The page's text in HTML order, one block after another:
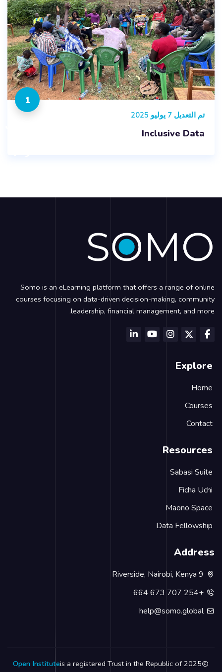
1
تم التعديل 7 يوليو 2025
Inclusive Data
Somo is an eLearning platform that offers a range of
courses focusing on data-driven decision-making,
leadership, financial management, and
Explore
Home
Courses
Contact
Resources
Sabasi Suite
Ficha Uchi
Maono Space
Data Fellowship
9 Riverside, Nairobi, Kenya
+254 707 673 664
help@somo.global
2025
Open Instituteis a registered Trust in the Republic of